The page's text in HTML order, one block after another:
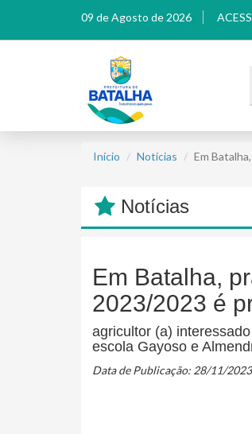
09 de Agosto de 2026
Início Notícias Em
Notícias
Em Batalha,
2023/2023 é
agricultor (a)
escola Gayoso e
Data de Publicação: 28/11/2023